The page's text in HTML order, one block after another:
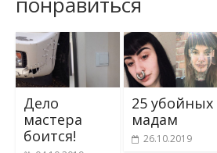
Дело
мастера
боится!
25 убойных
мадам
26.10.2019